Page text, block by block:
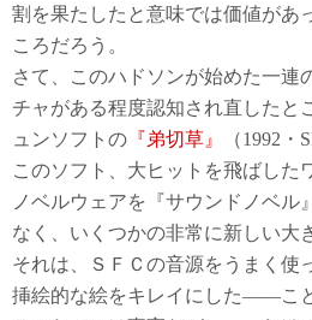
割を果たしたと意味では価値があ
ころだろう。
さて、このハドソンが始めた一連
チャがある程度認知され直したと
ュンソフトの 『弟切草』
（1992・
このソフト、大ヒットを飛ばした
ノベルウェアを『サウンドノベル
なく、いくつかの非常に新しい大
それは、ＳＦＣの音源をうまく
挿絵的な絵をキレイにした――こ